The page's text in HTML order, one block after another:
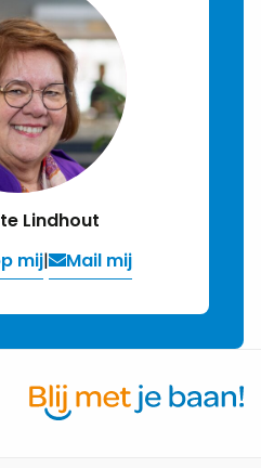
Lindhout
mij| Mail mij